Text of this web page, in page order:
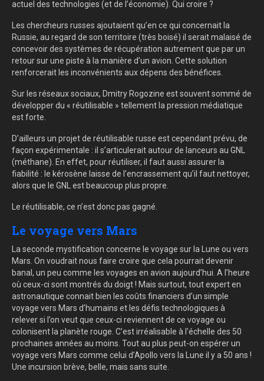
actuel des technologies (et de l’économie). Qui croire ?
Les chercheurs russes ajoutaient qu’en ce qui concernait la
Russie, au regard de son territoire (très boisé) il serait malaisé de
concevoir des systèmes de récupération autrement que par un
retour sur une piste à la manière d’un avion. Cette solution
renforcerait les inconvénients aux dépens des bénéfices.
Sur les réseaux sociaux, Dmitry Rogozine est souvent sommé de
développer du « réutilisable » tellement la pression médiatique
est forte.
D’ailleurs un projet de réutilisable russe est cependant prévu, de
façon expérimentale : il s’articulerait autour de lanceurs au GNL
(méthane). En effet, pour réutiliser, il faut aussi assurer la
fiabilité : le kérosène laisse de l’encrassement qu’il faut nettoyer,
alors que le GNL est beaucoup plus propre.
Le réutilisable, ce n’est donc pas gagné.
Le voyage vers Mars
La seconde mystification concerne le voyage sur la Lune ou vers
Mars. On voudrait nous faire croire que cela pourrait devenir
banal, un peu comme les voyages en avion aujourd’hui. A l’heure
où ceux-ci sont montrés du doigt ! Mais surtout, tout expert en
astronautique connait bien les coûts financiers d’un simple
voyage vers Mars d’humains et les défis technologiques à
relever si l’on veut que ceux-ci reviennent de ce voyage ou
colonisent la planète rouge. C’est irréalisable à l’échelle des 50
prochaines années au moins. Tout au plus peut-on espérer un
voyage vers Mars comme celui d’Apollo vers la Lune il y a 50 ans !
Une incursion brève, belle, mais sans suite.